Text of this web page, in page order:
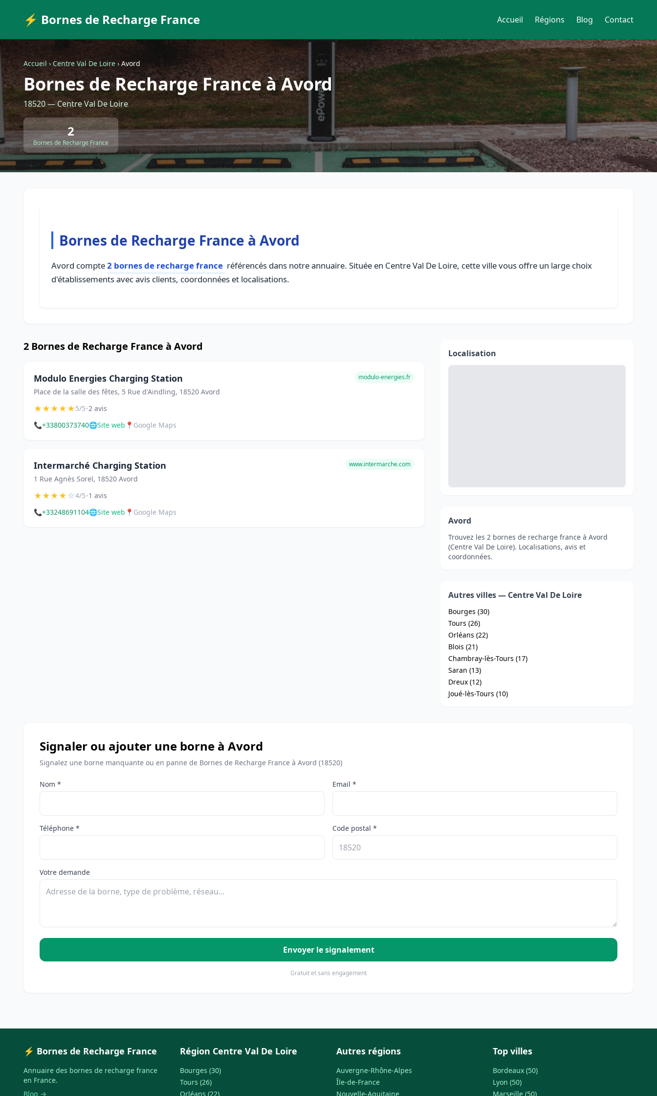
⚡ Bornes de Recharge France Accueil Régions Blog Contact
Accueil › Centre Val De Loire › Avord
Bornes de Recharge France à Avord
18520 — Centre Val De Loire
2
Bornes de Recharge France
Bornes de Recharge France à Avord
Avord compte2 bornes de recharge france référencés dans notre annuaire. Située en Centre Val De Loire, cette ville vous offre un large choix
d'établissements avec avis clients, coordonnées et localisations.
2 Bornes de Recharge France à Avord
Modulo Energies Charging Station
Place de la salle des fêtes, 5 Rue d'Aindling, 18520 Avord
modulo-energies.fr
★★★★★5/5•2 avis
📞+33800373740🌐Site web 📍 Google Maps
Intermarché Charging Station
1 Rue Agnès Sorel, 18520 Avord
www.intermarche.com
★★★★☆4/5•1 avis
📞+33248691104🌐Site web 📍 Google Maps
Localisation
Avord
Trouvez les 2 bornes de recharge france à Avord
(Centre Val De Loire). Localisations, avis et
coordonnées.
Autres villes — Centre Val De Loire
Bourges (30)
Tours (26)
Orléans (22)
Blois (21)
Chambray-lès-Tours (17)
Saran (13)
Dreux (12)
Joué-lès-Tours (10)
Signaler ou ajouter une borne à Avord
Signalez une borne manquante ou en panne de Bornes de Recharge France à Avord (18520)
Nom * Email *
Téléphone * Code postal *
Votre demande
Envoyer le signalement
Gratuit et sans engagement
⚡ Bornes de Recharge France
Annuaire des bornes de recharge france
en France.
Blog →
Région Centre Val De Loire
Bourges (30)
Tours (26)
Orléans (22)
Autres régions
Auvergne-Rhône-Alpes
Île-de-France
Nouvelle-Aquitaine
Top villes
Bordeaux (50)
Lyon (50)
Marseille (50)